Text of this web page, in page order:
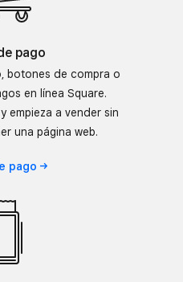
pago
botones de compra o
en línea Square.
empieza a vender sin
una página web.
pago